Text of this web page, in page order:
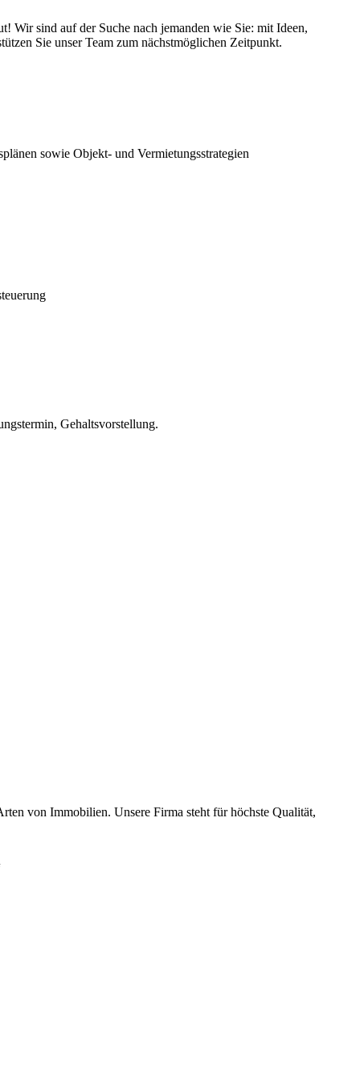
Wir sind auf der Suche nach jemanden wie Sie: mit Ideen,
Sie unser Team zum nächstmöglichen Zeitpunkt.
sowie Objekt- und Vermietungsstrategien
Gehaltsvorstellung.
von Immobilien. Unsere Firma steht für höchste Qualität,